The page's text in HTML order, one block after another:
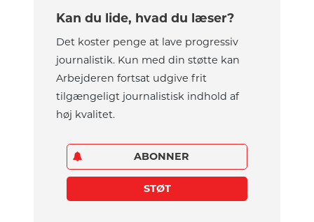
Kan du lide, hvad du læser?
Det koster penge at lave progressiv
journalistik. Kun med din støtte kan
Arbejderen fortsat udgive frit
tilgængeligt journalistisk indhold af
høj kvalitet.
ABONNER
STØT